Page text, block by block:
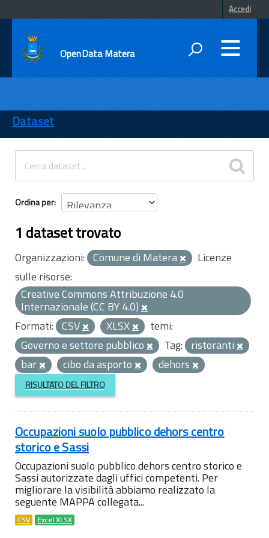
Accedi
OpenData Matera
ENTI
TEMI
INFORMAZIONI
Dataset
Ordina per
1 dataset trovato
Organizzazioni: Comune di Matera
Licenze
sulle risorse:
Creative Commons Attribuzione 4.0
Internazionale (CC BY 4.0)
Formati: CSV XLSX
temi:
Governo e settore pubblico
Tag: ristoranti
bar
cibo da asporto dehors
RISULTATO DEL FILTRO
Occupazioni suolo pubblico dehors centro
storico e Sassi
Occupazioni suolo pubblico dehors centro storico e
Sassi autorizzate dagli uffici competenti. Per
migliorare la visibilità abbiamo realizzato la
seguente MAPPA collegata...
CSV Excel XLSX